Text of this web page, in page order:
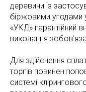
деревини із
біржовими угодами
«УКД» гарантійний
виконання
Для здійснення
торгів повинен
системі